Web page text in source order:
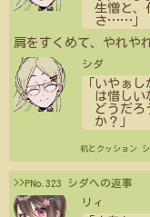
生憎と、
さ……
肩をすくめて、やれや
シダ
「いやぁ
は惜しい
どうだろ
か？」
机とクッション
>>PNo.323 シダへの返事
リィ